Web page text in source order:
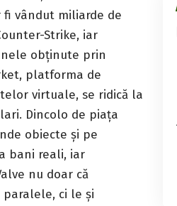
fi vândut miliarde de
Strike, iar
obținute prin
platforma de
virtuale, se ridică la
Dincolo de piața
obiecte și pe
bani reali, iar
nu doar că
ci le și